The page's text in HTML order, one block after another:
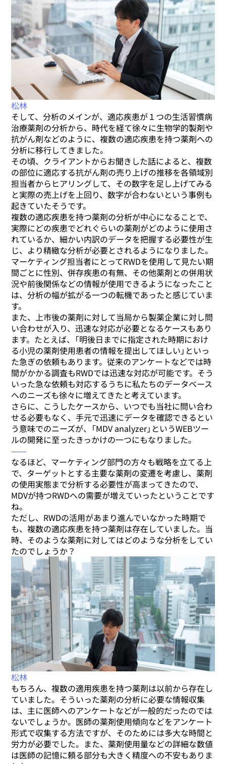
松林
そして、分析のメインが、適応疾患が１つの生活習慣病
治療薬剤の分析から、時代を経て徐々に生物学的製剤や
抗がん剤などのように、複数の適応疾患を持つ薬剤への
分析に移行してきました。
その頃、クライアントからお聞きした話によると、複数
の部位に適応する抗がん剤の売り上げの推移を各領域別
担当者からヒアリングして、その数字を足し上げてみる
と実際の売上げを上回り、数字が合わないという事例も
起きていたそうです。
複数の適応疾患を持つ薬剤の分析が中心になることで、
実際にどの疾患でどれぐらいの薬剤がどのように使用さ
れているか、細かい内訳のデータを把握する必要性が生
じ、より精緻な分析が必要とされるようになりました。
マーケティング担当者にとってRWDを使用して見たい期
間ごとに性別、併存疾患の有無、その他薬剤との併用状
況や前後関係などの情報が使用できるようになったこと
は、分析の幅が拡がる一つの転機であったと感じていま
す。
また、上市後の薬剤に対して当局から製薬企業に対し問
い合わせが入り、迅速な対応が必要となるケースもあり
ます。たとえば、「明後日までに指定された時期におけ
る小児の薬剤使用患者の情報を提出してほしい」といっ
た急ぎの依頼もあります。従来のアンケートなどでは時
間がかかる調査もRWDでは迅速な対応が可能です。そう
いった急な依頼も対応するうちに私たちのデータベース
へのニーズも徐々に増えてきたと考えています。
さらに、こうしたケースから、いつでも当社に問い合わ
せる必要もなく、手元で迅速にデータを確認できるとい
う意味でのニーズが、「MDV analyzer」というWEBツー
ルの開発に至ったきっかけの一つにもなりました。
⸺
なるほど、マーケティング部門の方々も戦略を立てる上
で、ターゲットとする主要な薬剤の変遷を考慮し、薬剤
の使用実態まで分析する必要性が高まってきたので、
MDVが持つRWDへの需要が増えていったということです
ね。
ただし、RWDの活用があまり進んでいなかった時期で
も、複数の適応疾患を持つ薬剤は存在していました。当
時、そのような薬剤に対してはどのような分析をしてい
たのでしょうか？
松林
もちろん、複数の適用疾患を持つ薬剤は以前から存在し
ていました。そういった薬剤の分析に必要な情報収集
は、主に医師へのアンケートなどが一般的だったのでは
ないでしょうか。医師の薬剤使用傾向などをアンケート
形式で収集する方法ですが、そのためには多大な時間と
労力が必要でした。また、薬剤使用量などの詳細な数値
は医師の記憶に頼る部分も大きく精度への不安もありま